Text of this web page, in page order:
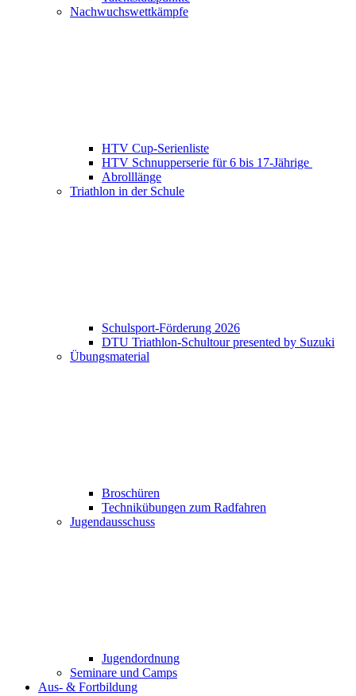
Nachwuchswettkämpfe
HTV Cup-Serienliste
HTV Schnupperserie für 6 bis 17-Jährige
Abrolllänge
Triathlon in der Schule
Schulsport-Förderung 2026
DTU Triathlon-Schultour presented by Suzuki
Übungsmaterial
Broschüren
Technikübungen zum Radfahren
Jugendausschuss
Jugendordnung
Seminare und Camps
Aus- & Fortbildung